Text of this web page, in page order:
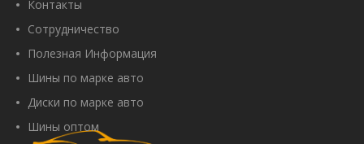
Контакты
Сотрудничество
Полезная Информация
Шины по марке авто
Диски по марке авто
Шины оптом